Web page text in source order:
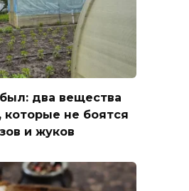
два вещества
которые не боятся
и жуков